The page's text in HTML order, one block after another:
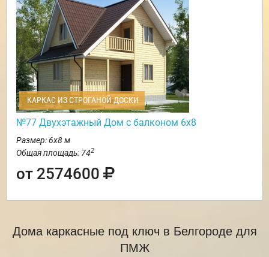
КАРКАС ИЗ СТРОГАНОЙ ДОСКИ
№77 Двухэтажный Дом с балконом 6х8
Размер: 6х8 м
Общая площадь: 742
от 2574600
Дома каркасные под ключ в Белгороде для
ПМЖ